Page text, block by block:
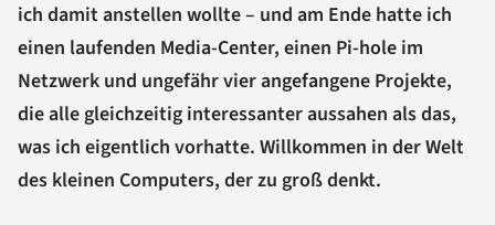
ich damit anstellen wollte – und am Ende hatte ich
einen laufenden Media-Center, einen Pi-hole im
Netzwerk und ungefähr vier angefangene Projekte,
die alle gleichzeitig interessanter aussahen als das,
was ich eigentlich vorhatte. Willkommen in der Welt
des kleinen Computers, der zu groß denkt.